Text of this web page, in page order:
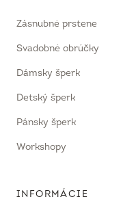
Zásnubné prstene
Svadobné obrúčky
Dámsky šperk
Detský šperk
Pánsky šperk
Workshopy
INFORMÁCIE